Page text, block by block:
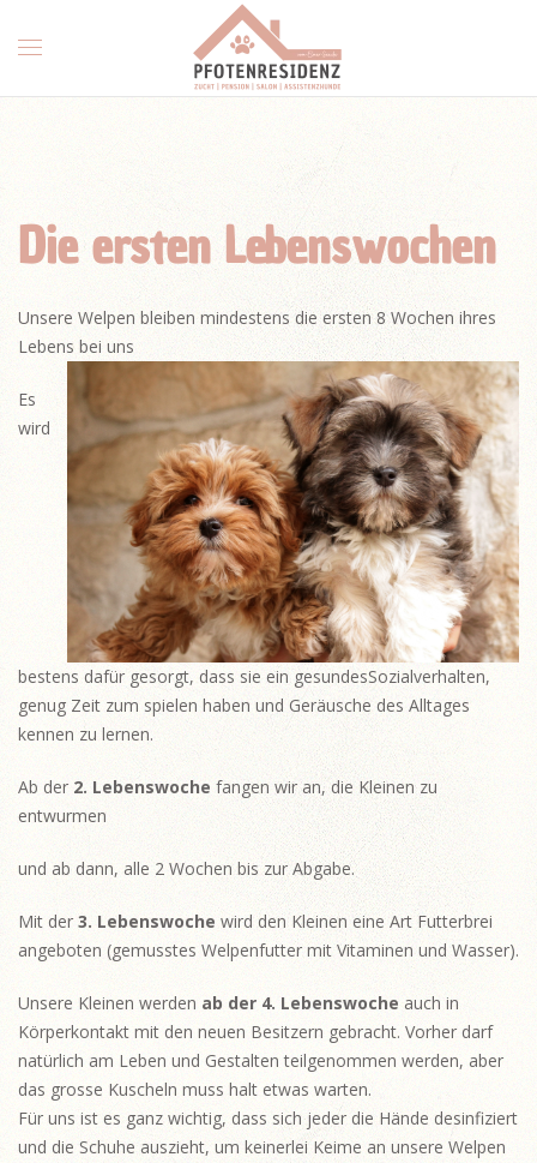
Die ersten Lebenswochen
Unsere Welpen bleiben mindestens die ersten 8 Wochen ihres
Lebens bei uns
Es
wird
bestens dafür gesorgt, dass sie ein gesundesSozialverhalten,
genug Zeit zum spielen haben und Geräusche des Alltages
kennen zu lernen.
Ab der 2. Lebenswoche fangen wir an, die Kleinen zu
entwurmen
und ab dann, alle 2 Wochen bis zur Abgabe.
Mit der 3. Lebenswoche wird den Kleinen eine Art Futterbrei
angeboten (gemusstes Welpenfutter mit Vitaminen und Wasser).
Unsere Kleinen werden ab der 4. Lebenswoche auch in
Körperkontakt mit den neuen Besitzern gebracht. Vorher darf
natürlich am Leben und Gestalten teilgenommen werden, aber
das grosse Kuscheln muss halt etwas warten.
Für uns ist es ganz wichtig, dass sich jeder die Hände desinfiziert
und die Schuhe auszieht, um keinerlei Keime an unsere Welpen